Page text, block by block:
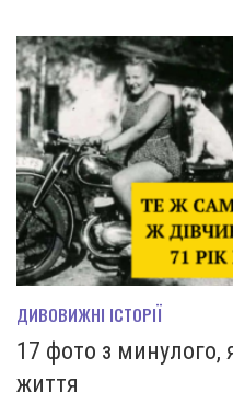
ДИВОВИЖНІ ІСТОРІЇ
17 фото з минулого,
життя